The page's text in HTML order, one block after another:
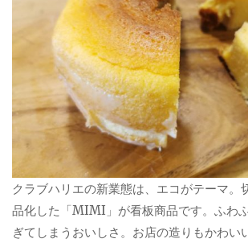
クラブハリエの新業態は、エコがテーマ。
品化した「MIMI」が看板商品です。ふわ
ぎてしまうおいしさ。お店の造りもかわい